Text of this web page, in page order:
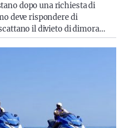
dopo una richiesta di
deve rispondere di
il divieto di dimora…